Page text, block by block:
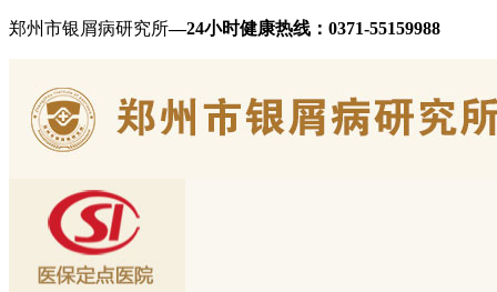
郑州市银屑病研究所—24小时健康热线： 0371-55159988